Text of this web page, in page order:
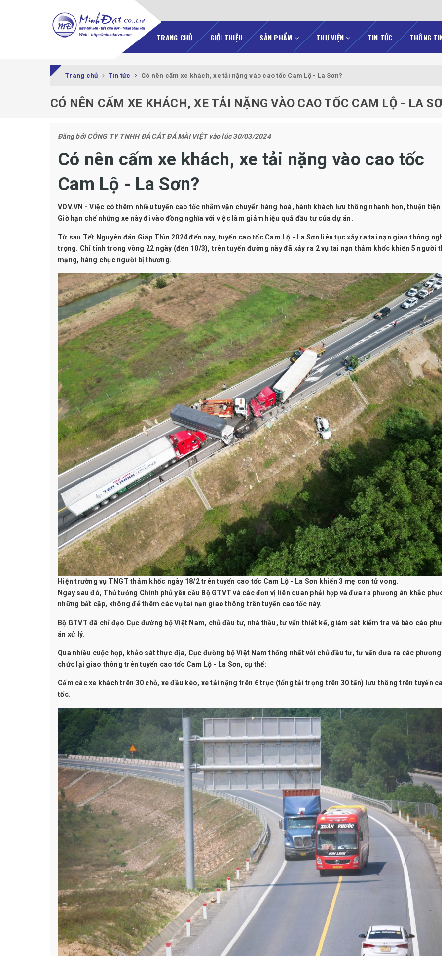
TRANG CHỦ GIỚI THIỆU SẢN PHẨM THƯ VIỆN TIN TỨC THÔNG
Trang chủ Tin tức Có nên cấm xe khách, xe tải nặng vào cao tốc Cam Lộ - La Sơn?
CÓ NÊN CẤM XE KHÁCH, XE TẢI NẶNG VÀO CAO TỐC CAM LỘ - LA
Đăng bởiCÔNG TY TNHH ĐÁ CẮT ĐÁ MÀI VIỆTvào lúc 30/03/2024
Có nên cấm xe khách, xe tải nặng vào cao tốc
Cam Lộ - La Sơn?
VOV.VN - Việc có thêm nhiều tuyến cao tốc nhằm vận chuyển hàng hoá, hành khách lưu thông nhanh hơn, thuận tiện
Giờ hạn chế những xe này đi vào đồng nghĩa với việc làm giảm hiệu quả đầu tư của dự án.
Từ sau Tết Nguyên đán Giáp Thìn 2024 đến nay, tuyến cao tốc Cam Lộ - La Sơn liên tục xảy ra tai nạn giao thông
trọng. Chỉ tính trong vòng 22 ngày (đến 10/3), trên tuyến đường này đã xảy ra 2 vụ tai nạn thảm khốc khiến 5 người
mạng, hàng chục người bị thương.
Hiện trường vụ TNGT thảm khốc ngày 18/2 trên tuyến cao tốc Cam Lộ - La Sơn khiến 3 mẹ con tử vong.
Ngay sau đó, Thủ tướng Chính phủ yêu cầu Bộ GTVT và các đơn vị liên quan phải họp và đưa ra phương án khắc
những bất cập, không để thêm các vụ tai nạn giao thông trên tuyến cao tốc này.
Bộ GTVT đã chỉ đạo Cục đường bộ Việt Nam, chủ đầu tư, nhà thầu, tư vấn thiết kế, giám sát kiểm tra và báo cáo
án xử lý.
Qua nhiều cuộc họp, khảo sát thực địa, Cục đường bộ Việt Nam thống nhất với chủ đầu tư, tư vấn đưa ra các
chức lại giao thông trên tuyến cao tốc Cam Lộ - La Sơn, cụ thể:
Cấm các xe khách trên 30 chỗ, xe đầu kéo, xe tải nặng trên 6 trục (tổng tải trọng trên 30 tấn) lưu thông trên tuyến
tốc.